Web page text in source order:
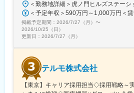
掲載予定期間： 2026/7/27（月） 〜
2026/10/25（日）
更新日： 2026/7/27（月）
テルモ株式会社
【東京】キャリア採用担当◇採用戦略～